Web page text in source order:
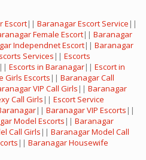
Escort|| Baranagar Escort Service ||
Female Escort|| Baranagar
Independnet Escort|| Baranagar
Services || Escorts
|| Escorts in Baranagar|| Escort in
Girls Escorts || Baranagar Call
VIP Call Girls || Baranagar
Call Girls || Escort Service
|| Baranagar VIP Escorts ||
Model Escorts || Baranagar
Call Girls || Baranagar Model Call
|| Baranagar Housewife